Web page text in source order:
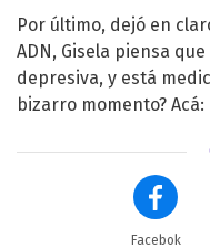
Por último, dejó en
ADN, Gisela piensa
depresiva, y está
bizarro momento? Acá:
Facebok